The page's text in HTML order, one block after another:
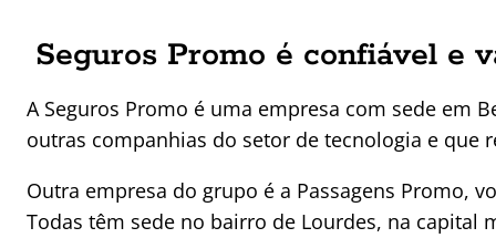
Seguros Promo é confiável e
A Seguros Promo é uma empresa com sede em
outras companhias do setor de tecnologia e que
Outra empresa do grupo é a Passagens Promo,
Todas têm sede no bairro de Lourdes, na capital